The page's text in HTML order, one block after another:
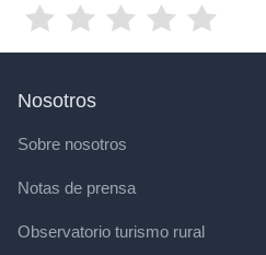
Nosotros
Sobre nosotros
Notas de prensa
Observatorio turismo rural